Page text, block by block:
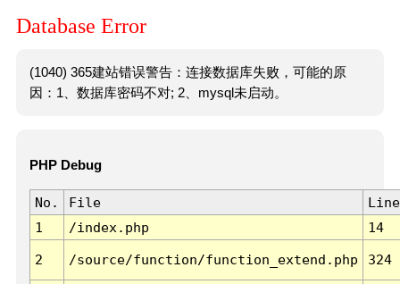
Database Error
(1040) 365建站错误警告：连接数据库失败，可能的原
因：1、数据库密码不对; 2、mysql未启动。
PHP Debug
No. File
Line
1
/index.php 14
2 /source/function/function_extend.php 324